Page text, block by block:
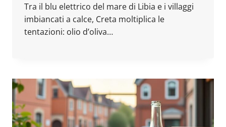
Tra il blu elettrico del mare di Libia e i villaggi
imbiancati a calce, Creta moltiplica le
tentazioni: olio d’oliva…